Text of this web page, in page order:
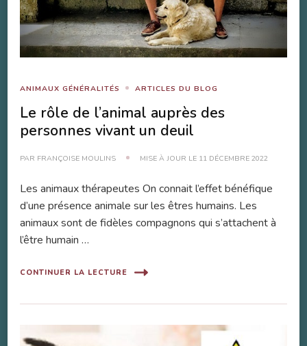
ANIMAUX GÉNÉRALITÉS ARTICLES DU BLOG
Le rôle de l’animal auprès des
personnes vivant un deuil
PAR FRANÇOISE MOULINS MISE À JOUR LE 11 DÉCEMBRE 2022
Les animaux thérapeutes On connait l’effet bénéfique
d’une présence animale sur les êtres humains. Les
animaux sont de fidèles compagnons qui s’attachent à
l’être humain …
CONTINUER LA LECTURE